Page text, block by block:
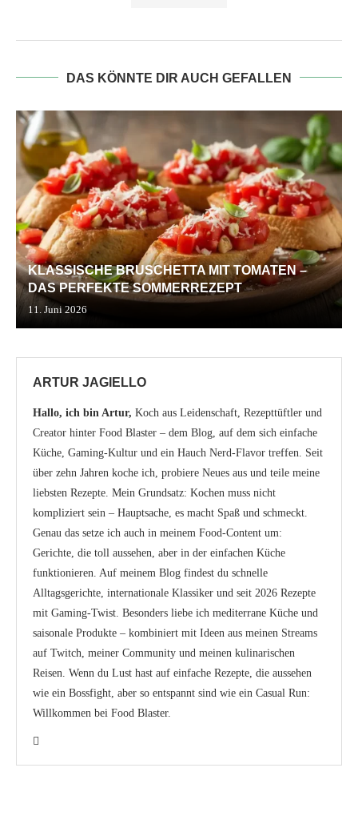
DAS KÖNNTE DIR AUCH GEFALLEN
KLASSISCHE BRUSCHETTA MIT TOMATEN –
DAS PERFEKTE SOMMERREZEPT
11. Juni 2026
ARTUR JAGIELLO
Hallo, ich bin Artur, Koch aus Leidenschaft, Rezepttüftler und
Creator hinter Food Blaster – dem Blog, auf dem sich einfache
Küche, Gaming-Kultur und ein Hauch Nerd-Flavor treffen. Seit
über zehn Jahren koche ich, probiere Neues aus und teile meine
liebsten Rezepte. Mein Grundsatz: Kochen muss nicht
kompliziert sein – Hauptsache, es macht Spaß und schmeckt.
Genau das setze ich auch in meinem Food-Content um:
Gerichte, die toll aussehen, aber in der einfachen Küche
funktionieren. Auf meinem Blog findest du schnelle
Alltagsgerichte, internationale Klassiker und seit 2026 Rezepte
mit Gaming-Twist. Besonders liebe ich mediterrane Küche und
saisonale Produkte – kombiniert mit Ideen aus meinen Streams
auf Twitch, meiner Community und meinen kulinarischen
Reisen. Wenn du Lust hast auf einfache Rezepte, die aussehen
wie ein Bossfight, aber so entspannt sind wie ein Casual Run:
Willkommen bei Food Blaster.